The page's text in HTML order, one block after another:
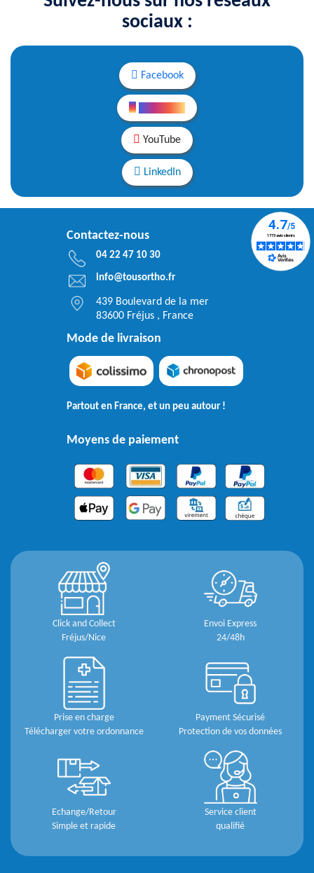
sociaux :
Facebook
YouTube
LinkedIn
Contactez-nous
04 22 47 10 30
info@tousortho.fr
439 Boulevard de la mer
83600 Fréjus , France
Mode de livraison
Partout en France, et un peu autour !
Moyens de paiement
Click and Collect
Fréjus/Nice
Envoi Express
24/48h
Prise en charge
Télécharger votre ordonnance
Payment Sécurisé
Protection de vos données
Echange/Retour
Simple et rapide
Service client
qualifié